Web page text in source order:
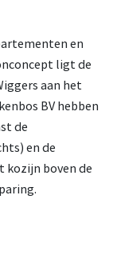
en
ligt de
aan het
BV hebben
de
en de
kozijn boven de